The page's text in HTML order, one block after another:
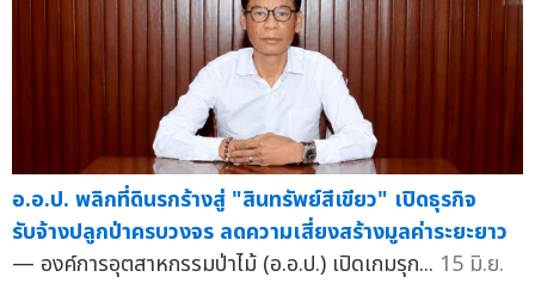
อ.อ.ป. พลิกที่ดินรกร้างสู่ "สินทรัพย์สีเขียว" เปิดธุรกิจ
รับจ้างปลูกป่าครบวงจร ลดความเสี่ยงสร้างมูลค่าระยะยาว
— องค์การอุตสาหกรรมป่าไม้ (อ.อ.ป.) เปิดเกมรุก... 15 มิ.ย.